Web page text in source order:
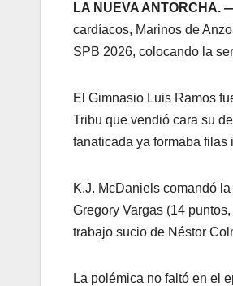
LA NUEVA ANTORCHA.
cardíacos, Marinos de
SPB 2026, colocando la
​El Gimnasio Luis Ramos
Tribu que vendió cara su
fanaticada ya formaba
​K.J. McDaniels comandó
Gregory Vargas (14
trabajo sucio de Néstor
​La polémica no faltó en el